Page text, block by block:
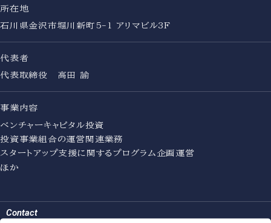
所在地
石川県金沢市堀川新町5-1 アリマビル3F
代表者
代表取締役 高田 諭
事業内容
ベンチャーキャピタル投資
投資事業組合の運営関連業務
スタートアップ支援に関するプログラム企画運営
ほか
Contact